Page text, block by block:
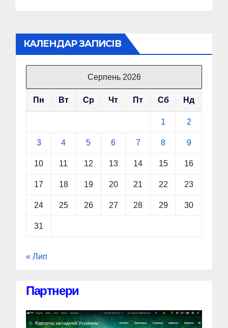
КАЛЕНДАР ЗАПИСІВ
Серпень 2026
Пн Вт Ср Чт Пт Сб Нд
1 2
3 4 5 6 7 8 9
10 11 12 13 14 15 16
17 18 19 20 21 22 23
24 25 26 27 28 29 30
31
« Лип
Партнери